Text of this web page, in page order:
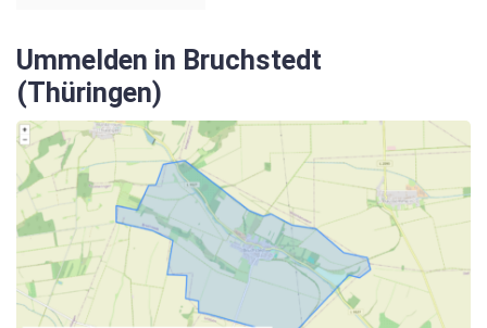
Ummelden in Bruchstedt
(Thüringen)